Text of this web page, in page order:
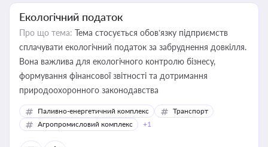
Екологічний податок
Про що тема: Тема стосується обов’язку підприємств
сплачувати екологічний податок за забруднення довкілля.
Вона важлива для екологічного контролю бізнесу,
формування фінансової звітності та дотримання
природоохоронного законодавства
Паливно-енергетичний комплекс
Транспорт
Агропромисловий комплекс
+1